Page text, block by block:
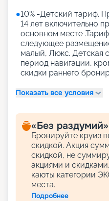
●10% -Детский тариф.
14 лет включительно
основном месте
следующее
малый, Люкс. Детская
период навигации,
скидки раннего
Показать все условия
«Без
Бронируйте круиз
скидкой. Акция
скидкой, не
акциями и
каюты категории
места.
Подробнее